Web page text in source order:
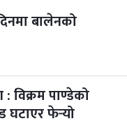
२ महिना बाँकी
बालेनको
विक्रम पाण्डेको
घटाएर फेर्‍यो